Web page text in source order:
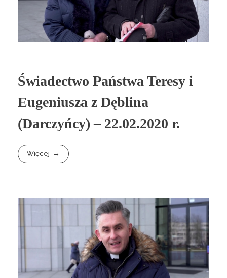
Świadectwo Państwa Teresy i
Eugeniusza z Dęblina
(Darczyńcy) – 22.02.2020 r.
Więcej